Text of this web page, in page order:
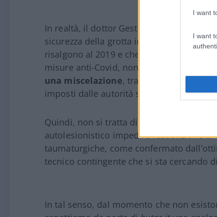
I want
I want
In realtà, il dottor Gestro mi ha spiegato
sicurezza della grotta in cui sgorga la
risalgono al 2019 e che, soprattutto per
misure anti-Covid, non sono state
una miscelazione, tra la Garbarino e
imposti dalle autorità sanitarie nel 2002.
Quindi, non si tratta di una mera scelta
autolesionistico impedire l’assunzione
taumaturgiche, come confermato
tecnico contingente che si sta cercando
In tal senso, dal momento che non